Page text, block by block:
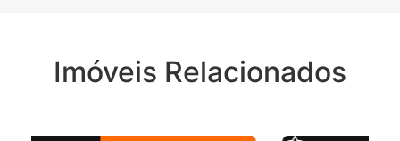
Imóveis Relacionados